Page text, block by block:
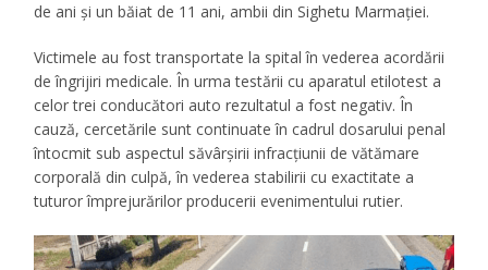
de ani și un băiat de 11 ani, ambii din Sighetu Marmației.
Victimele au fost transportate la spital în vederea acordării
de îngrijiri medicale. În urma testării cu aparatul etilotest a
celor trei conducători auto rezultatul a fost negativ. În
cauză, cercetările sunt continuate în cadrul dosarului penal
întocmit sub aspectul săvârșirii infracțiunii de vătămare
corporală din culpă, în vederea stabilirii cu exactitate a
tuturor împrejurărilor producerii evenimentului rutier.